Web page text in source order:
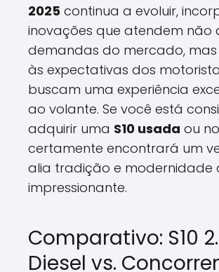
2025 continua a evoluir,
inovações que atendem não
demandas do mercado,
às expectativas dos
buscam uma experiência
ao volante. Se você está
adquirir uma S10 usada ou
certamente encontrará um
alia tradição e modernidade
impressionante.
Comparativo: S10
Diesel vs.